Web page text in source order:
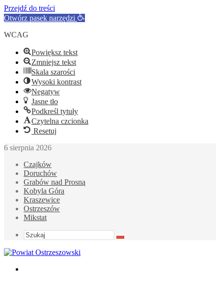
Przejdź do treści
Otwórz pasek narzędzi
WCAG
Powiększ tekst
Zmniejsz tekst
Skala szarości
Wysoki kontrast
Negatyw
Jasne tło
Podkreśl tytuły
Czytelna czcionka
Resetuj
6 sierpnia 2026
Czajków
Doruchów
Grabów nad Prosną
Kobyla Góra
Kraszewice
Ostrzeszów
Mikstat
Szukaj